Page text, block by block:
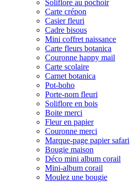
Soliflore au pochoir
Carte crépon
Casier fleuri
Cadre bisous
Mini coffret naissance
Carte fleurs botanica
Couronne happy mail
Carte scolaire
Carnet botanica
Pot-boho
Porte-nom fleuri
Soliflore en bois
Boite merci
Fleur en papier
Couronne merci
Marque-page papier safari
Bougie maison
Déco mini album corail
Mini-album corail
Moulez une bougie